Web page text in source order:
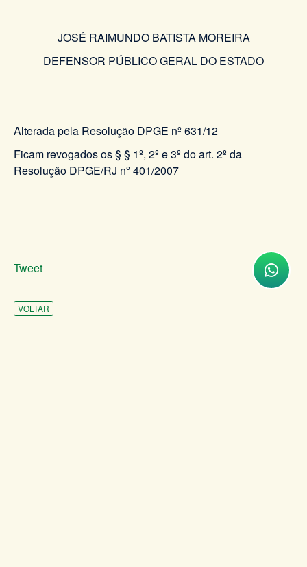
JOSÉ RAIMUNDO BATISTA MOREIRA
DEFENSOR PÚBLICO GERAL DO ESTADO
Alterada pela Resolução DPGE nº 631/12
Ficam revogados os § § 1º, 2º e 3º do art. 2º da
Resolução DPGE/RJ nº 401/2007
Tweet
VOLTAR